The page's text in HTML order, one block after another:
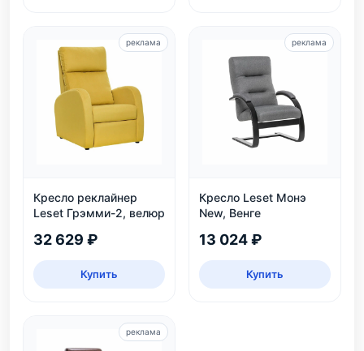
Кресло реклайнер
Leset Грэмми-2, велюр
32 629 ₽
Купить
реклама
Кресло Leset Монэ
New, Венге
13 024 ₽
Купить
реклама
реклама